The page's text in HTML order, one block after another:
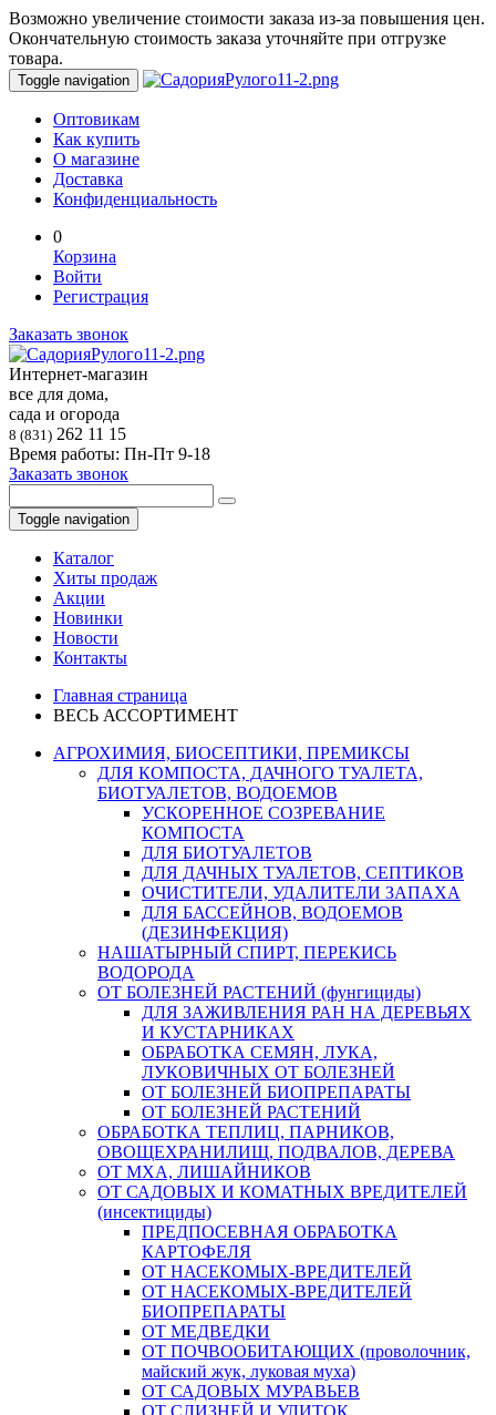
Возможно увеличение стоимости заказа из-за повышения цен.
Окончательную стоимость заказа уточняйте при отгрузке
товара.
Toggle navigation
Оптовикам
Как купить
О магазине
Доставка
Конфиденциальность
0
Корзина
Войти
Регистрация
Заказать звонок
Интернет-магазин
все для дома,
сада и огорода
8 (831) 262 11 15
Время работы: Пн-Пт 9-18
Заказать звонок
Toggle navigation
Каталог
Хиты продаж
Акции
Новинки
Новости
Контакты
Главная страница
ВЕСЬ АССОРТИМЕНТ
АГРОХИМИЯ, БИОСЕПТИКИ, ПРЕМИКСЫ
ДЛЯ КОМПОСТА, ДАЧНОГО ТУАЛЕТА,
БИОТУАЛЕТОВ, ВОДОЕМОВ
УСКОРЕННОЕ СОЗРЕВАНИЕ
КОМПОСТА
ДЛЯ БИОТУАЛЕТОВ
ДЛЯ ДАЧНЫХ ТУАЛЕТОВ, СЕПТИКОВ
ОЧИСТИТЕЛИ, УДАЛИТЕЛИ ЗАПАХА
ДЛЯ БАССЕЙНОВ, ВОДОЕМОВ
(ДЕЗИНФЕКЦИЯ)
НАШАТЫРНЫЙ СПИРТ, ПЕРЕКИСЬ
ВОДОРОДА
ОТ БОЛЕЗНЕЙ РАСТЕНИЙ (фунгициды)
ДЛЯ ЗАЖИВЛЕНИЯ РАН НА ДЕРЕВЬЯХ
И КУСТАРНИКАХ
ОБРАБОТКА СЕМЯН, ЛУКА,
ЛУКОВИЧНЫХ ОТ БОЛЕЗНЕЙ
ОТ БОЛЕЗНЕЙ БИОПРЕПАРАТЫ
ОТ БОЛЕЗНЕЙ РАСТЕНИЙ
ОБРАБОТКА ТЕПЛИЦ, ПАРНИКОВ,
ОВОЩЕХРАНИЛИЩ, ПОДВАЛОВ, ДЕРЕВА
ОТ МХА, ЛИШАЙНИКОВ
ОТ САДОВЫХ И КОМАТНЫХ ВРЕДИТЕЛЕЙ
(инсектициды)
ПРЕДПОСЕВНАЯ ОБРАБОТКА
КАРТОФЕЛЯ
ОТ НАСЕКОМЫХ-ВРЕДИТЕЛЕЙ
ОТ НАСЕКОМЫХ-ВРЕДИТЕЛЕЙ
БИОПРЕПАРАТЫ
ОТ МЕДВЕДКИ
ОТ ПОЧВООБИТАЮЩИХ (проволочник,
майский жук, луковая муха)
ОТ САДОВЫХ МУРАВЬЕВ
ОТ СЛИЗНЕЙ И УЛИТОК